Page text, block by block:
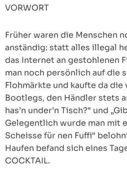
VORWORT
Früher waren die Menschen
anständig: statt alles illegal
das Internet an gestohlenen
man noch persönlich auf die
Flohmärkte und kaufte da
Bootlegs, den Händler stets
has’n under’n Tisch?“ und
Gelegentlich wurde man mit
Scheisse für nen Fuffi“
Haufen befand sich eines
COCKTAIL.